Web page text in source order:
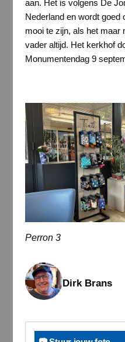
aan. Het is volgens De
Nederland en wordt goed
mooi te zijn, als het maar
vader altijd. Het kerkhof
Monumentendag 9
Perron 3
Dirk Brans